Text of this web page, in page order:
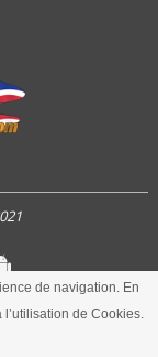
de navigation. En
de Cookies.